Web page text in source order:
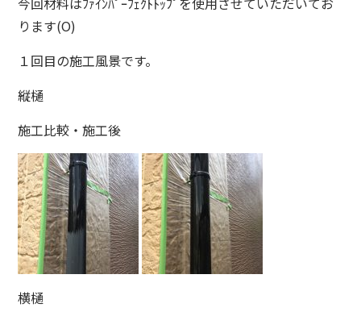
ります(O)
１回目の施工風景です。
縦樋
施工比較・施工後
横樋